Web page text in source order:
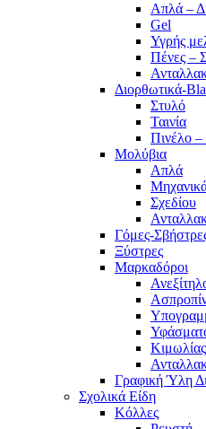
Απλά –
Gel
Υγρής
Πένες –
Διορθωτικά-
Στυλό
Ταινία
Πινέλο –
Μολύβια
Απλά
Σχεδίου
Γόμες-
Ξύστρες
Μαρκαδόροι
Κιμωλίας
Γραφική Ύλη
Σχολικά Είδη
Κόλλες